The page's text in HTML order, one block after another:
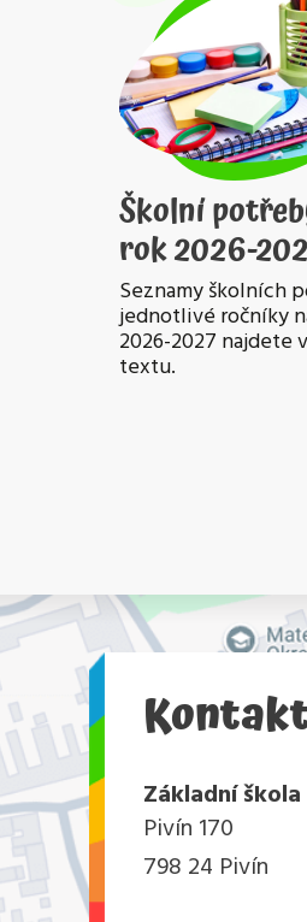
Školní
rok 2026-
Seznamy školních
jednotlivé ročníky
2026-2027 najdete
textu.
Základní
Pivín 170
798 24 Pivín